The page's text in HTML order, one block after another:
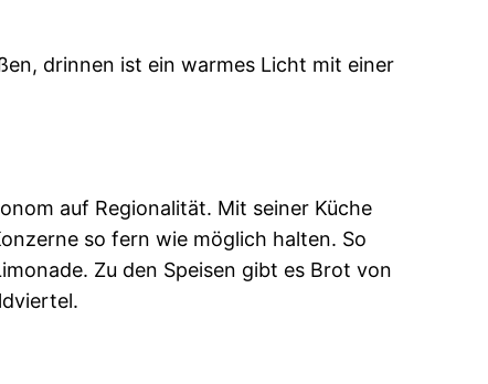
auf Regionalität. Mit seiner Küche
so fern wie möglich halten. So
Zu den Speisen gibt es Brot von